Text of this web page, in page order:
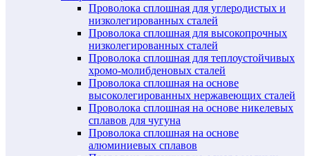
Проволока сплошная для углеродистых и
низколегированных сталей
Проволока сплошная для высокопрочных
низколегированных сталей
Проволока сплошная для теплоустойчивых
хромо-молибденовых сталей
Проволока сплошная на основе
высоколегированных нержавеющих сталей
Проволока сплошная на основе никелевых
сплавов для чугуна
Проволока сплошная на основе
алюминиевых сплавов